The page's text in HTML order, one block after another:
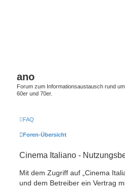
ano
Forum zum Informationsaustausch rund
60er und 70er.
FAQ
Foren-Übersicht
Cinema Italiano -
Mit dem Zugriff auf „Cinema
und dem Betreiber ein Vertrag